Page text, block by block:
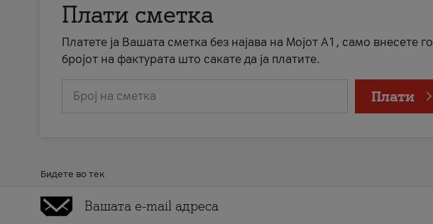
Плати сметка
Платете ја Вашата сметка без најава на Мојот А1, само внесете го
бројот на фактурата што сакате да ја платите.
Број на сметка Плати
Бидете во тек